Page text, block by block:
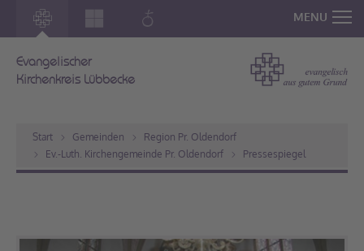
MENU
Evangelischer
Kirchenkreis Lübbecke
Start Gemeinden
Region Pr. Oldendorf
Ev.-Luth. Kirchengemeinde Pr. Oldendorf
Pressespiegel